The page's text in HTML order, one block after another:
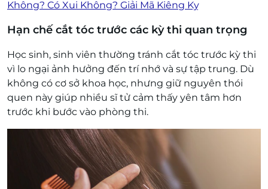
Không? Có Xui Không? Giải Mã Kiêng Kỵ
Hạn chế cắt tóc trước các kỳ thi quan trọng
Học sinh, sinh viên thường tránh cắt tóc trước kỳ thi
vì lo ngại ảnh hưởng đến trí nhớ và sự tập trung. Dù
không có cơ sở khoa học, nhưng giữ nguyên thói
quen này giúp nhiều sĩ tử cảm thấy yên tâm hơn
trước khi bước vào phòng thi.